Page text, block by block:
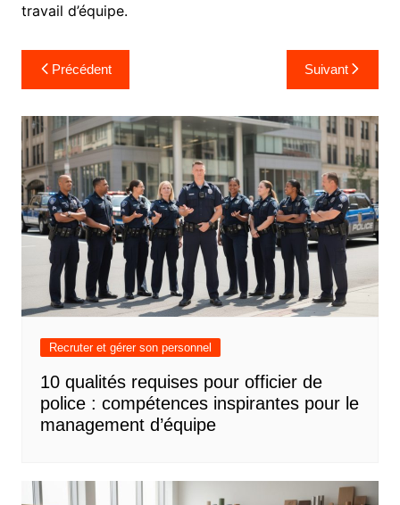
travail d’équipe.
Navigation
de
l’article
Précédent Suivant
Recruter et gérer son personnel
10 qualités requises pour officier de
police : compétences inspirantes pour le
management d’équipe